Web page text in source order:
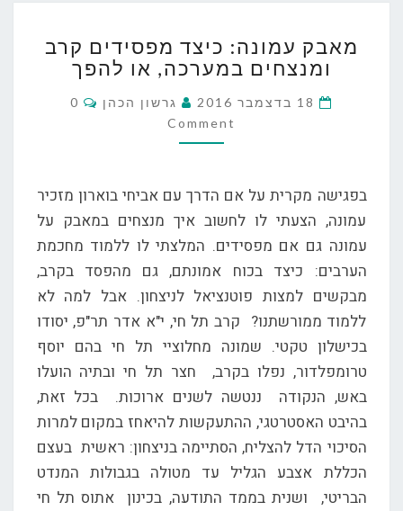
עמונה:
כיצד
מפסידים
קרב
ומנצחים
להפך
מאבק עמונה: כיצד מפסידים קרב
ומנצחים במערכה, או להפך
18 בדצמבר 2016 גרשון הכהן Comments
0
Comment
בפגישה מקרית על אם הדרך עם אביחי בוארון מזכיר
עמונה, הצעתי לו לחשוב איך מנצחים במאבק על
עמונה גם אם מפסידים. המלצתי לו ללמוד מחכמת
הערבים: כיצד בכוח אמונתם, גם מהפסד בקרב,
מבקשים למצות פוטנציאל לניצחון. אבל למה לא
ללמוד ממורשתנו? קרב תל חי, י"א אדר תר"פ, יסודו
בכישלון טקטי. שמונה מחלוציי תל חי בהם יוסף
טרומפלדור, נפלו בקרב, חצר תל חי ובתיה הועלו
באש, הנקודה ננטשה לשנים ארוכות. בכל זאת,
בהיבט האסטרטגי, ההתעקשות להיאחז במקום למרות
הסיכוי הדל להצליח, הסתיימה בניצחון: ראשית בעצם
הכללת אצבע הגליל עד מטולה בגבולות המנדט
הבריטי, ושנית בממד התודעה, בכינון אתוס תל חי